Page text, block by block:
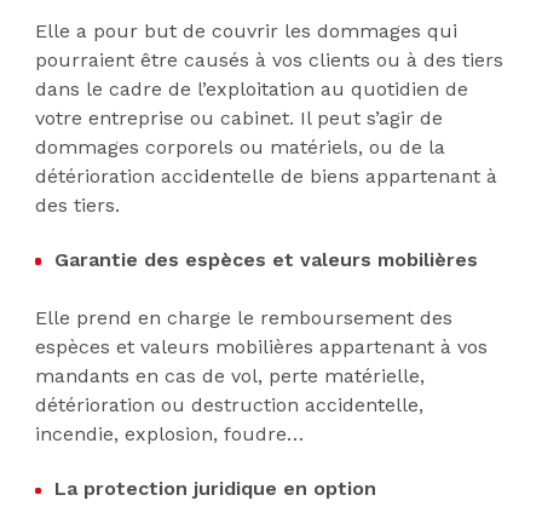
Elle a pour but de couvrir les dommages qui
pourraient être causés à vos clients ou à des tiers
dans le cadre de l’exploitation au quotidien de
votre entreprise ou cabinet. Il peut s’agir de
dommages corporels ou matériels, ou de la
détérioration accidentelle de biens appartenant à
des tiers.
Garantie des espèces et valeurs mobilières
Elle prend en charge le remboursement des
espèces et valeurs mobilières appartenant à vos
mandants en cas de vol, perte matérielle,
détérioration ou destruction accidentelle,
incendie, explosion, foudre…
La protection juridique en option